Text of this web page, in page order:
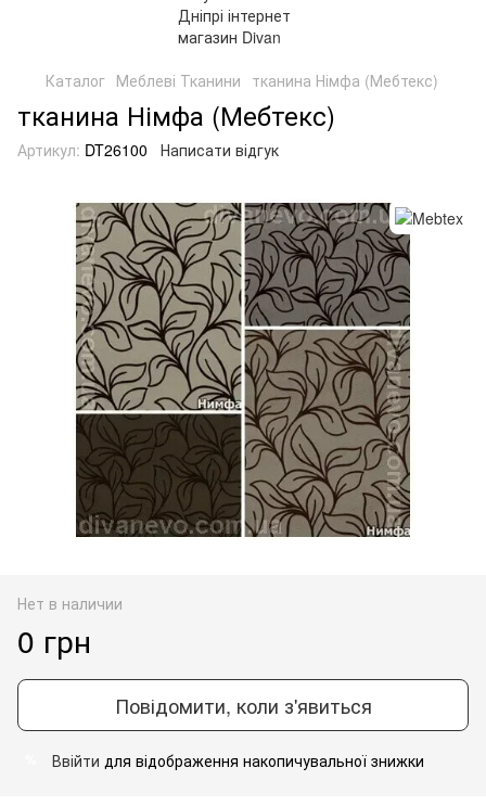
Каталог Меблеві Тканини тканина Німфа (Мебтекс)
тканина Німфа (Мебтекс)
Артикул: DT26100 Написати відгук
Нет в наличии
0 грн
Повідомити, коли з'явиться
Ввійти для відображення накопичувальної знижки